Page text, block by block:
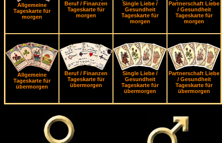
Allgemeine
Tageskarte für
morgen
Beruf / Finanzen
Tageskarte für
morgen
Single Liebe /
Gesundheit
Tageskarte für
morgen
Partnerschaft Liebe
/ Gesundheit
Tageskarte für
morgen
Allgemeine
Tageskarte für
übermorgen
Beruf / Finanzen
Tageskarte für
übermorgen
Single Liebe /
Gesundheit
Tageskarte für
übermorgen
Partnerschaft Liebe
/ Gesundheit
Tageskarte für
übermorgen